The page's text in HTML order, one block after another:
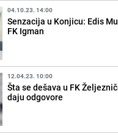
04.10.23. 14:00
Senzacija u Konjicu: Edis
FK Igman
12.04.23. 10:00
Šta se dešava u FK
daju odgovore